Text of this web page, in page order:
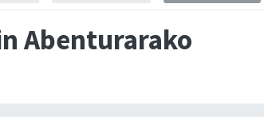
Abenturarako